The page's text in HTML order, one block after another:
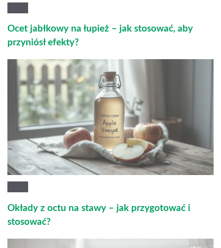
Ocet jabłkowy na łupież – jak stosować, aby
przyniósł efekty?
Okłady z octu na stawy – jak przygotować i
stosować?